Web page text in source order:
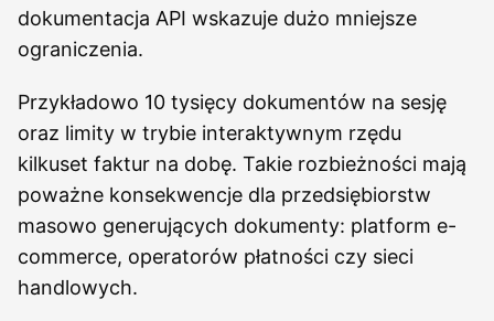
dokumentacja API wskazuje dużo mniejsze
ograniczenia.
Przykładowo 10 tysięcy dokumentów na sesję
oraz limity w trybie interaktywnym rzędu
kilkuset faktur na dobę. Takie rozbieżności mają
poważne konsekwencje dla przedsiębiorstw
masowo generujących dokumenty: platform e-
commerce, operatorów płatności czy sieci
handlowych.